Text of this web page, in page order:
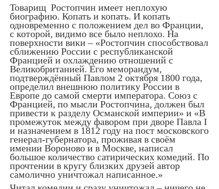
Товарищ Ростопчин имеет неплохую
биографию. Копать и копать. И копать
одновременно с положением дел во Франции,
с которой, видимо все было неплохо. На
поверхности вики – «Ростопчин способствовал
сближению России с республиканской
Францией и охлаждению отношений с
Великобританией. Его меморандум,
подтверждённый Павлом 2 октября 1800 года,
определил внешнюю политику России в
Европе до самой смерти императора. Союз с
Францией, по мысли Ростопчина, должен был
привести к разделу Османской империи» и «В
промежуток между фавором при дворе Павла I
и назначением в 1812 году на пост московского
генерал-губернатора, проживая в своём
имении Вороново и в Москве, написал
большое количество сатирических комедий. По
прочтении в кругу близких друзей автор
самолично уничтожал написанное.»